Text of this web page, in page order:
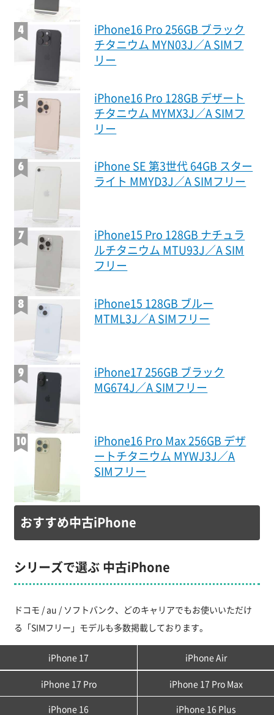
iPhone16 Pro 256GB ブラック
チタニウム MYN03J／A SIMフ
リー
iPhone16 Pro 128GB デザート
チタニウム MYMX3J／A SIMフ
リー
iPhone SE 第3世代 64GB スター
ライト MMYD3J／A SIMフリー
iPhone15 Pro 128GB ナチュラ
ルチタニウム MTU93J／A SIM
フリー
iPhone15 128GB ブルー
MTML3J／A SIMフリー
iPhone17 256GB ブラック
MG674J／A SIMフリー
iPhone16 Pro Max 256GB デザ
ートチタニウム MYWJ3J／A
SIMフリー
おすすめ中古iPhone
シリーズで選ぶ 中古iPhone
ドコモ / au / ソフトバンク、どのキャリアでもお使いいただけ
る「SIMフリー」モデルも多数掲載しております。
iPhone 17 iPhone Air
iPhone 17 Pro iPhone 17 Pro Max
iPhone 16 iPhone 16 Plus